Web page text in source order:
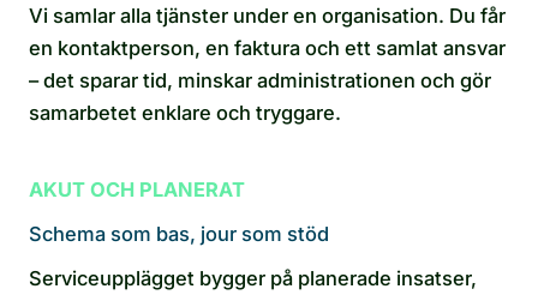
Vi samlar alla tjänster under en organisation. Du får
en kontaktperson, en faktura och ett samlat ansvar
– det sparar tid, minskar administrationen och gör
samarbetet enklare och tryggare.
AKUT OCH PLANERAT
Schema som bas, jour som stöd
Serviceupplägget bygger på planerade insatser,